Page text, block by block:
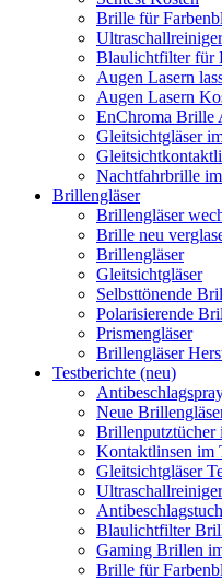
Brille für
Blaulichtfilter für
Augen Lasern
Augen Lasern
EnChroma Brille
Gleitsichtgläser
Nachtfahrbrille
Brillengläser
Brillengläser
Brille neu
Brillengläser
Gleitsichtgläser
Selbsttönende
Polarisierende
Prismengläser
Brillengläser
Testberichte (neu)
Neue
Brillenputztücher
Kontaktlinsen im
Gleitsichtgläser
Blaulichtfilter
Gaming Brillen
Brille für